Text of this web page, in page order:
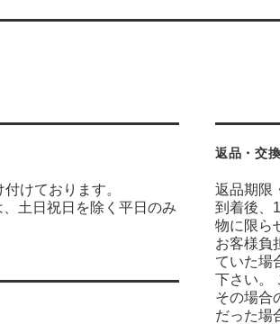
けております。
土日祝日を除く平日のみ
返品・交
返品期限
到着後、
物に限ら
お客様負
ていた場
下さい。
その場合
だった場